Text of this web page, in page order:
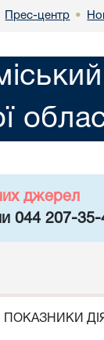
Прес-центр •
джерел
044 207-35-
ПОКАЗНИКИ